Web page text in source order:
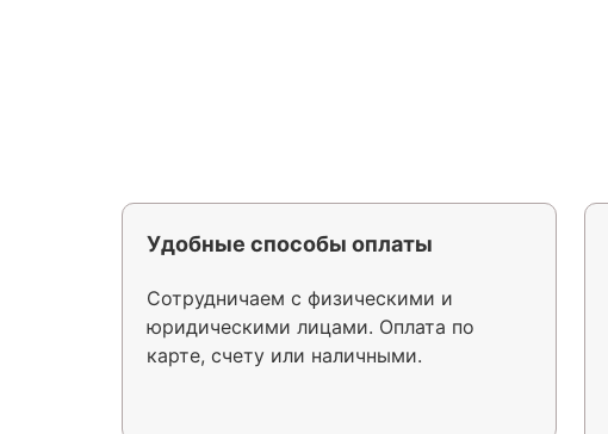
Удобные способы оплаты
Сотрудничаем с физическими и
юридическими лицами. Оплата по
карте, счету или наличными.